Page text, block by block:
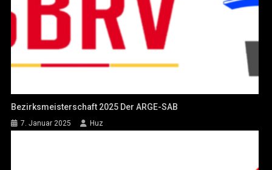
Bezirksmeisterschaft 2025 Der ARGE-SAB
7. Januar 2025 Huz